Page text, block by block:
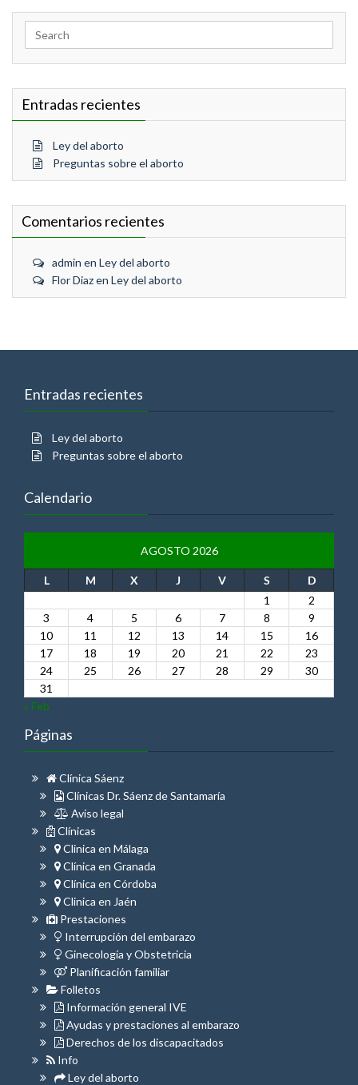
Search
for:
Entradas recientes
Ley del aborto
Preguntas sobre el aborto
Comentarios recientes
admin en Ley del aborto
Flor Diazen Ley del aborto
Entradas recientes
Ley del aborto
Preguntas sobre el aborto
Calendario
AGOSTO 2026
L M X J V S
D
1
2
3
4 5 6 7 8
9
10
11 12 13 14 15
16
17
18 19 20 21 22
23
24
25 26 27 28 29
30
31
« Feb
Páginas
Clínica Sáenz
Clínicas Dr. Sáenz de Santamaría
Aviso legal
Clínicas
Clinica en Málaga
Clínica en Granada
Clínica en Córdoba
Clinica en Jaén
Prestaciones
Interrupción del embarazo
Ginecología y Obstetricia
Planificación familiar
Folletos
Información general IVE
Ayudas y prestaciones al embarazo
Derechos de los discapacitados
Info
Ley del aborto